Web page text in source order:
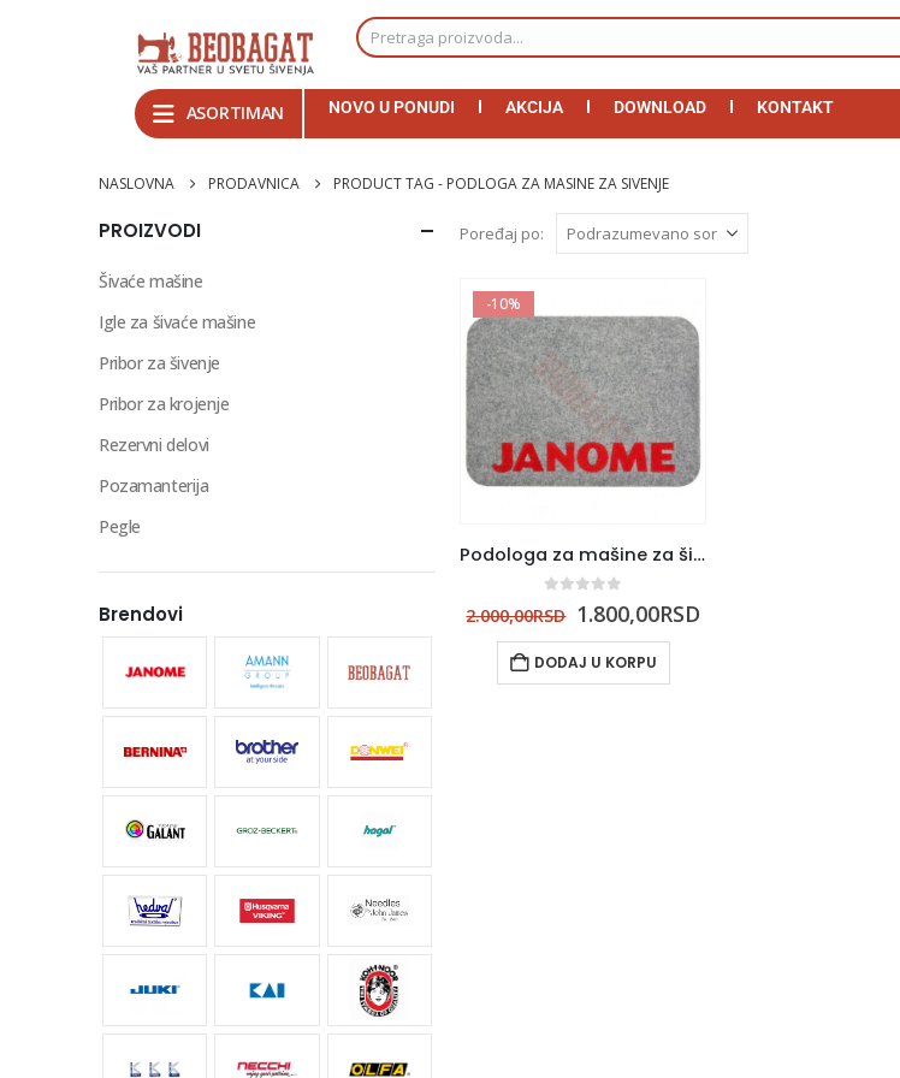
ASORTIMAN NOVO U PONUDI AKCIJA DOWNLOAD KONTAKT
NASLOVNA PRODAVNICA PRODUCT TAG - PODLOGA ZA MASINE ZA SIVENJE
Poređaj po:
-10%
Podologa za mašine za šivenje Janome
2.000,00RSD 1.800,00RSD
DODAJ U KORPU
PROIZVODI
Šivaće mašine
Igle za šivaće mašine
Pribor za šivenje
Pribor za krojenje
Rezervni delovi
Pozamanterija
Pegle
Brendovi